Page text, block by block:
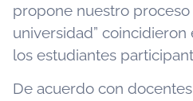
propone nuestro
universidad” coincidieron
los estudiantes
De acuerdo con